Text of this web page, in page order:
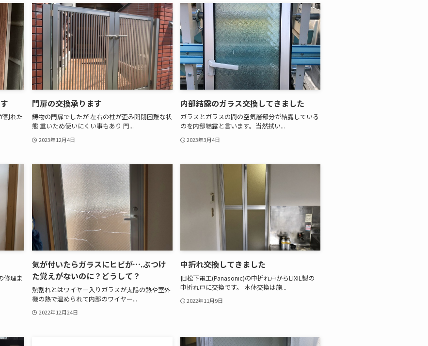
割れた
門扉の交換承ります
鋳物の門扉でしたが 左右の柱が歪み開閉困難な状
態 重いため使いにくい事もあり 門...
2023年12月4日
内部結露のガラス交換してきました
ガラスとガラスの間の空気層部分が結露している
のを内部結露と言います。当然拭い...
2023年3月4日
修理ま
気が付いたらガラスにヒビが….ぶつけ
た覚えがないのに？どうして？
熱割れとはワイヤー入りガラスが太陽の熱や室外
機の熱で温められて内部のワイヤー...
2022年12月24日
中折れ交換してきました
旧松下電工(Panasonic)の中折れ戸からLIXIL製の
中折れ戸に交換です。 本体交換は施...
2022年11月9日